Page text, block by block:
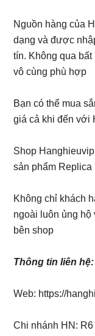
Nguồn hàng của
dạng và được
tín. Không qua
vô cùng phù hợp
Bạn có thể mua
giá cả khi đến với
Shop
sản phẩm Replica
Không chỉ khách
ngoài luôn ủng
bên shop
Thông tin liên hệ:
Web: https://
Chi nhánh HN: